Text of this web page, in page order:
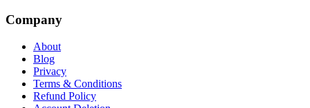
Company
About
Blog
Privacy
Terms & Conditions
Refund Policy